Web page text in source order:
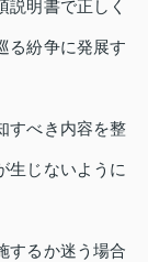
説明書で正しく
る紛争に発展す
すべき内容を整
生じないように
するか迷う場合